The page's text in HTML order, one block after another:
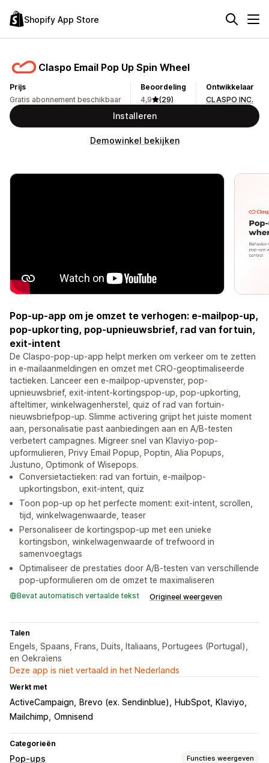
Shopify App Store
Claspo Email Pop Up Spin Wheel
Prijs
Gratis abonnement beschikbaar
Beoordeling
4,9
(29)
Ontwikkelaar
CLASPO INC.
Installeren
Demowinkel bekijken
Pop-up-app om je omzet te verhogen: e-mailpop-up,
pop-upkorting, pop-upnieuwsbrief, rad van fortuin,
exit-intent
De Claspo-pop-up-app helpt merken om verkeer om te zetten
in e-mailaanmeldingen en omzet met CRO-geoptimaliseerde
tactieken. Lanceer een e-mailpop-upvenster, pop-
upnieuwsbrief, exit-intent-kortingspop-up, pop-upkorting,
afteltimer, winkelwagenherstel, quiz of rad van fortuin-
nieuwsbriefpop-up. Slimme activering grijpt het juiste moment
aan, personalisatie past aanbiedingen aan en A/B-testen
verbetert campagnes. Migreer snel van Klaviyo-pop-
upformulieren, Privy Email Popup, Poptin, Alia Popups,
Justuno, Optimonk of Wisepops.
Conversietactieken: rad van fortuin, e-mailpop-
upkortingsbon, exit-intent, quiz
Toon pop-up op het perfecte moment: exit-intent, scrollen,
tijd, winkelwagenwaarde, teaser
Personaliseer de kortingspop-up met een unieke
kortingsbon, winkelwagenwaarde of trefwoord in
samenvoegtags
Optimaliseer de prestaties door A/B-testen van verschillende
pop-upformulieren om de omzet te maximaliseren
Bevat automatisch vertaalde tekst Origineel weergeven
Talen
Engels, Spaans, Frans, Duits, Italiaans, Portugees (Portugal),
en Oekraïens
Deze app is niet vertaald in het Nederlands
Werkt met
ActiveCampaign Brevo (ex. Sendinblue) HubSpot
Klaviyo
Mailchimp Omnisend
Categorieën
Pop-ups Functies weergeven